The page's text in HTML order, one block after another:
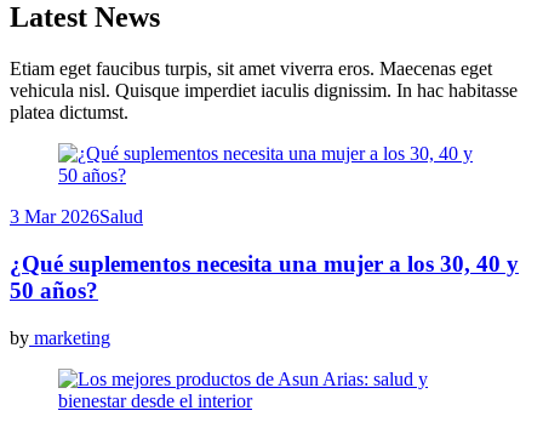
Latest News
Etiam eget faucibus turpis, sit amet viverra eros. Maecenas eget
vehicula nisl. Quisque imperdiet iaculis dignissim. In hac habitasse
platea dictumst.
3 Mar 2026Salud
¿Qué suplementos necesita una mujer a los 30, 40 y
50 años?
by marketing